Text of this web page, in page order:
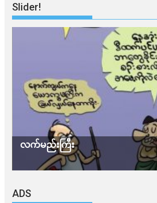
Slider!
သတိ အိုမီခ
ADS